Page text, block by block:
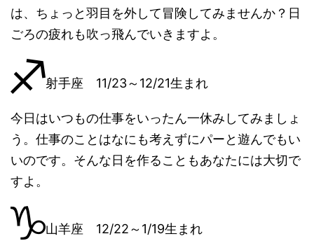
は、ちょっと羽目を外して冒険してみませんか？日
ごろの疲れも吹っ飛んでいきますよ。
射手座 11/23～12/21生まれ
今日はいつもの仕事をいったん一休みしてみましょ
う。仕事のことはなにも考えずにパーと遊んでもい
いのです。そんな日を作ることもあなたには大切で
すよ。
山羊座 12/22～1/19生まれ